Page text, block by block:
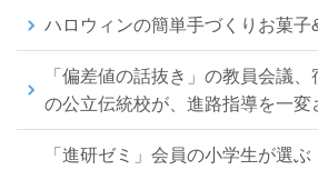
ハロウィンの簡単手づくりお菓子
「偏差値の話抜き」の教員会議
の公立伝統校が、進路指導を一変
「進研ゼミ」会員の小学生が選ぶ